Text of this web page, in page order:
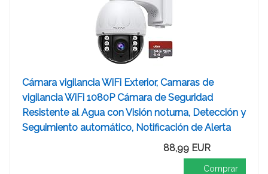
Cámara vigilancia WiFi Exterior, Camaras de
vigilancia WiFi 1080P Cámara de Seguridad
Resistente al Agua con Visión noturna, Detección y
Seguimiento automático, Notificación de Alerta
88,99 EUR
Comprar